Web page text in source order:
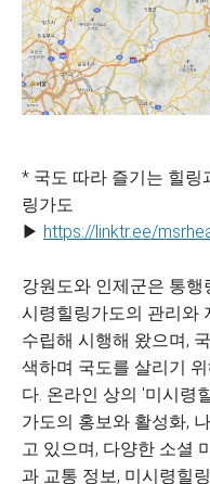
* 국도 따라 즐기는 힐링
링가도
▶ https://linktr.ee/
강원도와 인제군은 통
시령힐링가도의 관리와
수립해 시행해 왔으며,
색하며 국도를 살리기
다. 온라인 상의 '미시령
가도의 홍보와 활성화,
고 있으며, 다양한 소셜
과 교통 정보, 미시령힐